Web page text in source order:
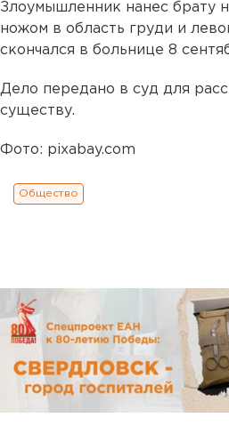
Злоумышленник нанес брату
ножом в область груди и
скончался в больнице 8
Дело передано в суд для
существу.
Фото: pixabay.com
Общество